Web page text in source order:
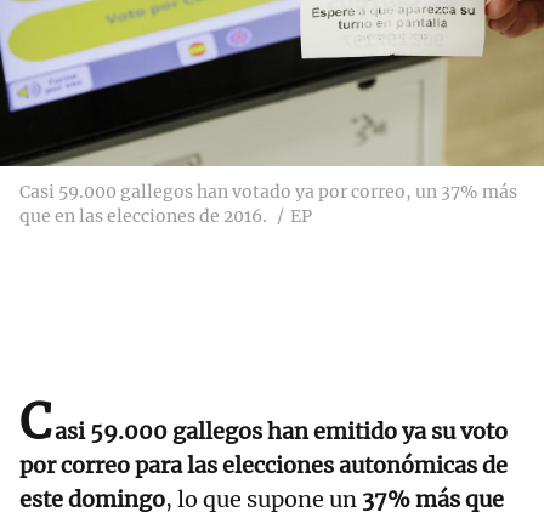
Casi 59.000 gallegos han votado ya por correo, un 37% más
que en las elecciones de 2016.
EP
Casi 59.000 gallegos han emitido ya su voto
por correo para las elecciones autonómicas de
este domingo, lo que supone un 37% más que